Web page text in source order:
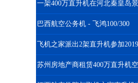
巴西航空公务机 - 飞鸿100/300